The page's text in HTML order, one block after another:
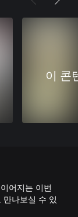
이 콘
어지는 이번
나보실 수 있